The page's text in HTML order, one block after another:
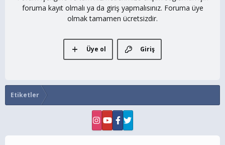
foruma kayıt olmalı ya da giriş yapmalısınız. Foruma üye
olmak tamamen ücretsizdir.
Giriş
Üye ol
Etiketler